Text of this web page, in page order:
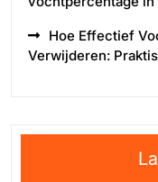
Hoe Effectief
Verwijderen: